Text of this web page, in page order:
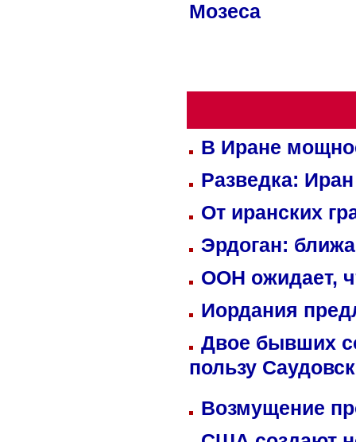
Мозеса
В Иране
Разведка:
От иранских
Эрдоган:
ООН ожидает,
Иордания
Двое бывших
пользу
Возмущение